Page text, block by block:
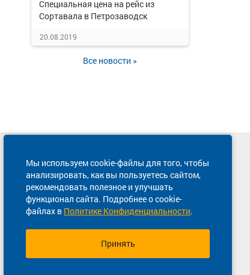
Специальная цена на рейс из
Сортавала в Петрозаводск
20.08.2019
Все новости »
Мы используем cookie-файлы для того, чтобы
анализировать, как вы пользуетесь сайтом,
рекомендовать полезное и улучшать
функционал сайта. Подробнее о cookie-
файлах в Политике Конфиденциальности.
Принять
Техническая поддержка сайта
8 800 600-03-38